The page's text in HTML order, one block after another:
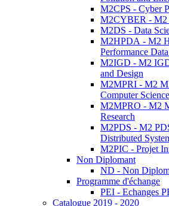
M2CPS - Cyber
M2CYBER - M2
M2DS - Data
M2HPDA - M2
Performance
M2IGD - M2
and Design
M2MPRI - M2
Computer Science
M2MPRO - M2
Research
M2PDS - M2
Distributed
M2PIC - Projet
Non Diplomant
ND - Non
Programme d'échange
PEI - Echanges
Catalogue 2019 - 2020